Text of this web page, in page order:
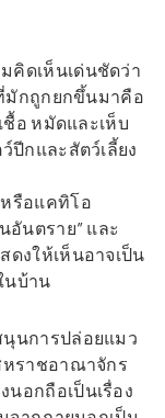
คิดเห็นเด่นชัดว่า
ที่มักถูกยกขึ้นมาคือ
ชื้อ หมัดและเห็บ
ปีกและสัตว์เลี้ยง
รือแคทิโอ
อันตราย” และ
งให้เห็นอาจเป็น
นบ้าน
นการปล่อยแมว
หราชอาณาจักร
อกถือเป็นเรื่อง